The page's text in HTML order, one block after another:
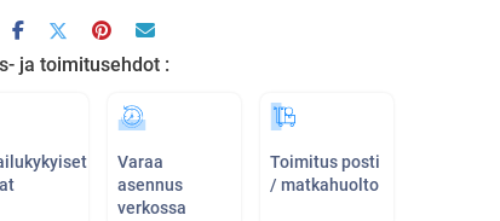
ja toimitusehdot :
Varaa
asennus
verkossa
Toimitus posti
/ matkahuolto